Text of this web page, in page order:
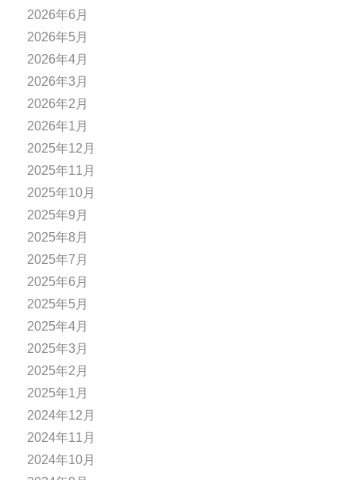
2026年6月
2026年5月
2026年4月
2026年3月
2026年2月
2026年1月
2025年12月
2025年11月
2025年10月
2025年9月
2025年8月
2025年7月
2025年6月
2025年5月
2025年4月
2025年3月
2025年2月
2025年1月
2024年12月
2024年11月
2024年10月